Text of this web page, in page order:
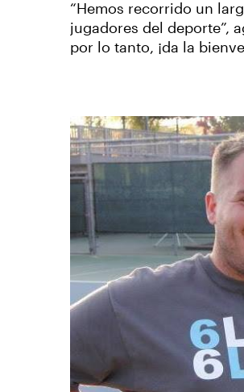
“Hemos recorrido un
jugadores del deporte”,
por lo tanto, ¡da la